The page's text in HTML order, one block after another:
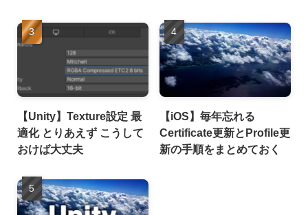
【Unity】Texture設定 最
適化 とりあえず こうして
おけば大丈夫
【iOS】毎年忘れる
Certificate更新とProfile更
新の手順をまとめておく